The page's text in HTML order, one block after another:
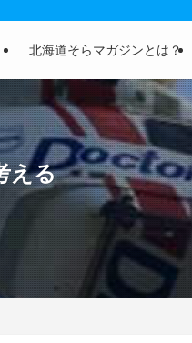
北海道そらマガジンとは？
える